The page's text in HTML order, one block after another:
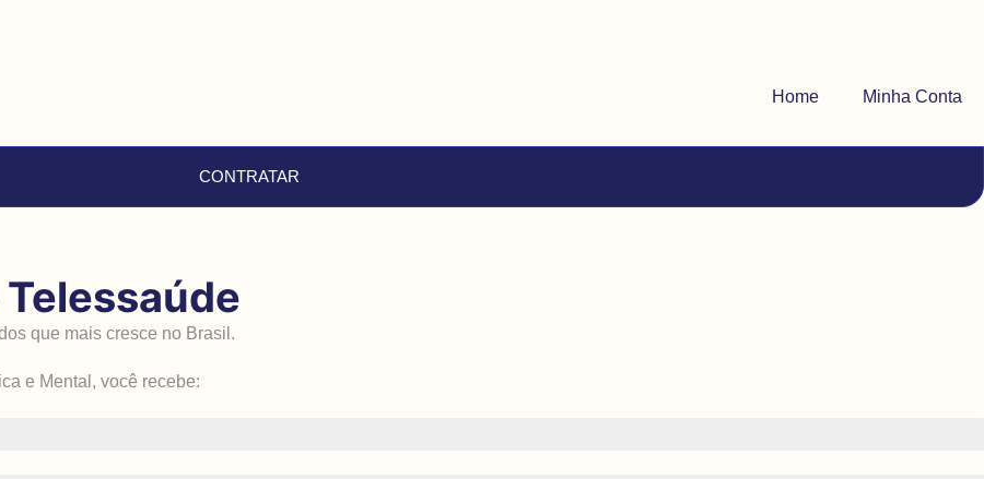
Home Minha Conta
CONTRATAR
que mais cresce no Brasil.
e Mental, você recebe: